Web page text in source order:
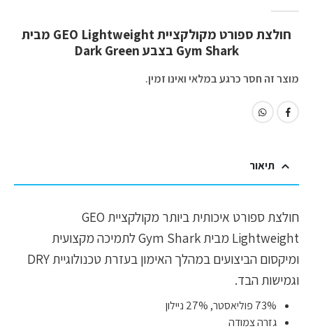
חולצת ספורט מקולקציית GEO Lightweight מבית
Gym Shark בצבע Dark Green
מוצר זה חסר כרגע במלאי ואינו זמין.
תיאור
חולצת ספורט איכותית ביותר מקולקציית GEO
Lightweight מבית Gym Shark לתמיכה מקצועית
ומיקסום הביצועים במהלך האימון בעזרת טכנולוגיית DRY
וגמישות הבד.
73% פוליאסטר, 27% ניילון
גזרה צמודה